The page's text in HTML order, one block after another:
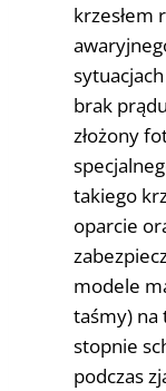
krzesłem
brak
złożony
takiego
oparcie
modele
taśmy) na
stopnie
podczas